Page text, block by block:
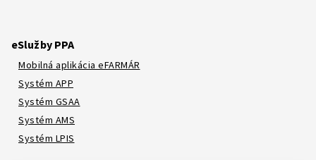
eSlužby PPA
Mobilná aplikácia eFARMÁR
Systém APP
Systém GSAA
Systém AMS
Systém LPIS